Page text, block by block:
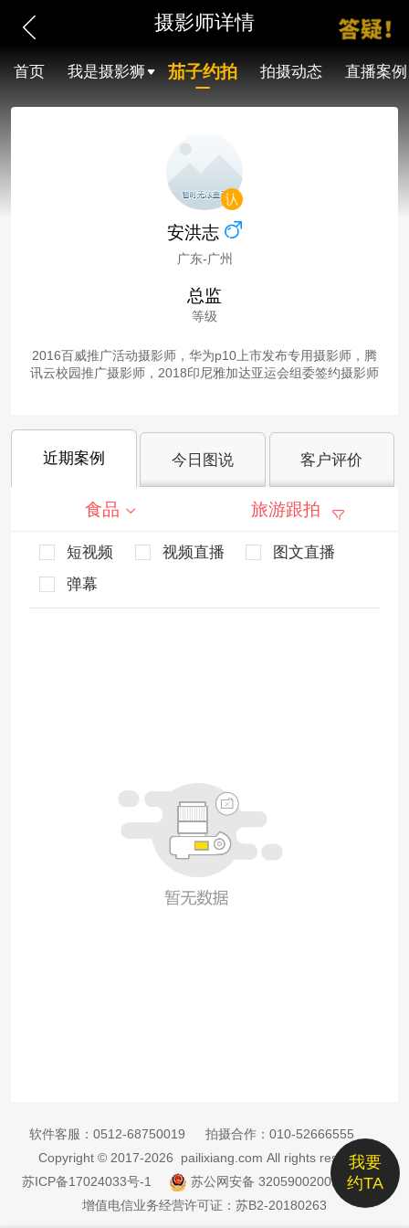
摄影师详情
首页 我是摄影狮 茄子约拍 拍摄动态 直播案例
安洪志
广东-广州
总监
等级
2016百威推广活动摄影师，华为p10上市发布专用摄影师，腾
讯云校园推广摄影师，2018印尼雅加达亚运会组委签约摄影师
近期案例 今日图说 客户评价
食品 旅游跟拍
短视频 视频直播
图文直播
弹幕
我要
约TA
软件客服： 0512-68750019 拍摄合作： 010-52666555
Copyright © 2017-2026 pailixiang.com All rights reserved
苏ICP备17024033号-1
苏公网安备 32059002002885号
增值电信业务经营许可证：苏B2-20180263